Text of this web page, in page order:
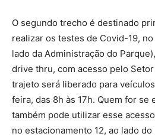
O segundo trecho é destinado
realizar os testes de Covid-19,
lado da Administração do
drive thru, com acesso pelo
trajeto será liberado para
feira, das 8h às 17h. Quem for se
também pode utilizar esse
no estacionamento 12, ao lado do